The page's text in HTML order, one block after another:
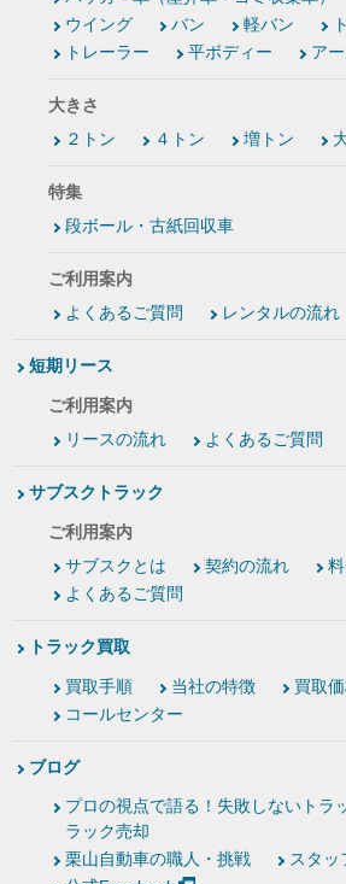
ウイング
バン 軽バン
トレーラー
平ボディー ア
大きさ
２トン
４トン 増トン
特集
段ボール・古紙回収車
ご利用案内
よくあるご質問
レンタルの流れ
短期リース
ご利用案内
リースの流れ
よくあるご質問
サブスクトラック
ご利用案内
サブスクとは
契約の流れ
よくあるご質問
トラック買取
買取手順 当社の特徴
買取
コールセンター
ブログ
プロの視点で語る！失敗しないトラ
ラック売却
栗山自動車の職人・挑戦
スタッ